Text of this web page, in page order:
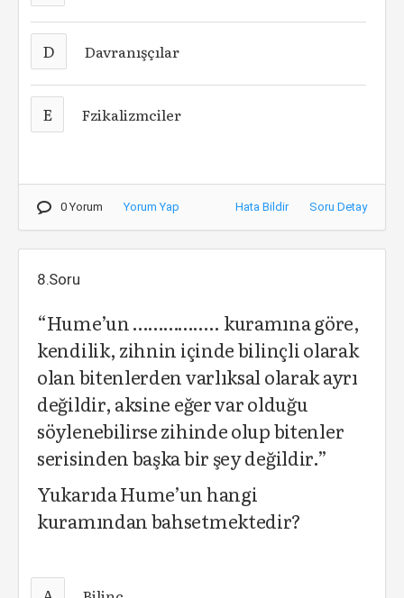
D Davranışçılar
E Fzikalizmciler
0 Yorum Yorum Yap Hata Bildir Soru Detay
8.Soru
“Hume’un …………….. kuramına göre,
kendilik, zihnin içinde bilinçli olarak
olan biten­lerden varlıksal olarak ayrı
değildir, aksine eğer var olduğu
söylenebilirse zihinde olup bitenler
serisinden başka bir şey değildir.”
Yukarıda Hume’un hangi
kuramından bahsetmektedir?